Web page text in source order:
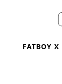
FATBOY X